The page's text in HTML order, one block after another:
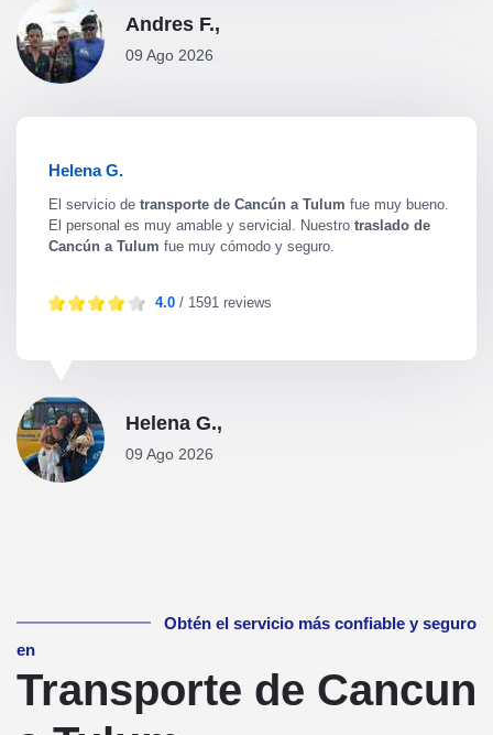
Andres F.,
09 Ago 2026
Helena G.
El servicio de transporte de Cancún a Tulum fue muy bueno.
El personal es muy amable y servicial. Nuestro traslado de
Cancún a Tulum fue muy cómodo y seguro.
4.0 / 1591 reviews
Helena G.,
09 Ago 2026
Obtén el servicio más confiable y seguro
en
Transporte de Cancun